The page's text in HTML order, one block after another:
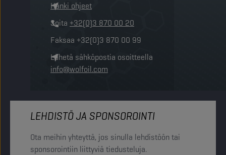
Hanki ohjeet
Soita +32(0)3 870 00 20
Faksaa +32(0)3 870 00 99
Lähetä sähköpostia osoitteella
info@wolfoil.com
LEHDISTÖ JA SPONSOROINTI
Ota meihin yhteyttä, jos sinulla lehdistöön tai
sponsorointiin liittyviä tiedusteluja.